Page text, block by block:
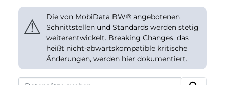
⚠
Die von MobiData BW® angebotenen
Schnittstellen und Standards werden stetig
weiterentwickelt. Breaking Changes, das
heißt nicht-abwärtskompatible kritische
Änderungen, werden hier dokumentiert.